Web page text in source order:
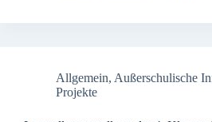
Allgemein, Außerschulische
Projekte